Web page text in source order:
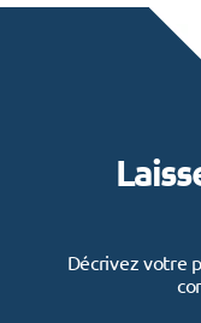
Décrivez votre